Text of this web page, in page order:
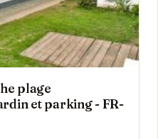
plage
et parking - FR-